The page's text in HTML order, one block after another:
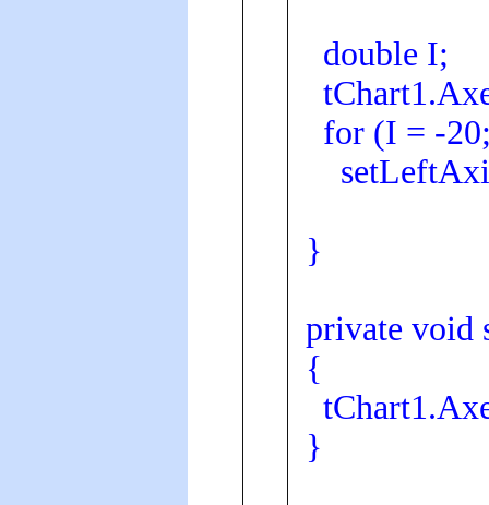
double I;
for (I = -
}
private void
{
}